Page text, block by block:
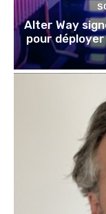
Alter Way
pour